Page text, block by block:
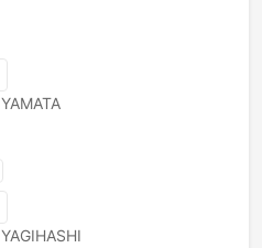
YAMATA
YAGIHASHI